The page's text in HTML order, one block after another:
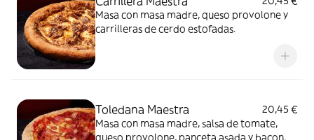
Masa con masa madre, queso provolone y
carrilleras de cerdo estofadas.
Toledana Maestra
20,45 €
Masa con masa madre, salsa de tomate,
queso provolone, panceta asada y bacon.